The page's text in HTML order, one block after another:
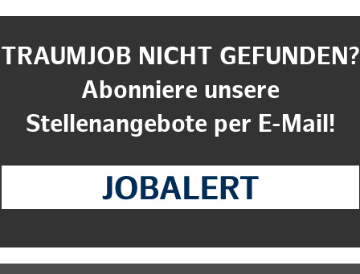
TRAUMJOB NICHT GEFUNDEN?
Abonniere unsere
Stellenangebote per E-Mail!